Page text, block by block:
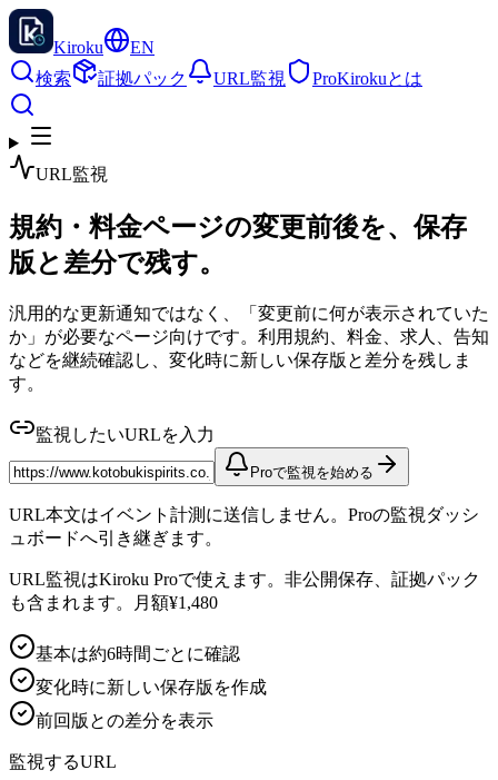
Kiroku
EN
検索
証拠パック URL監視 ProKirokuとは
URL監視
規約・料金ページの変更前後を、保存
版と差分で残す。
汎用的な更新通知ではなく、「変更前に何が表示されていた
か」が必要なページ向けです。利用規約、料金、求人、告知
などを継続確認し、変化時に新しい保存版と差分を残しま
す。
監視したいURLを入力
Proで監視を始める
URL本文はイベント計測に送信しません。Proの監視ダッシ
ュボードへ引き継ぎます。
URL監視はKiroku Proで使えます。非公開保存、証拠パック
も含まれます。月額¥1,480
基本は約6時間ごとに確認
変化時に新しい保存版を作成
前回版との差分を表示
監視するURL